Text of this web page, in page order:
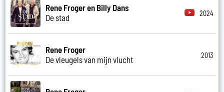
Rene Froger en Billy Dans
De stad
2024
Rene Froger
De vleugels van mijn vlucht
2013